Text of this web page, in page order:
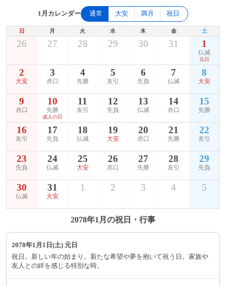
1月カレンダー 通常 大安 満月 祝日
日 月 火 水 木 金 土
26 27 28 29 30 31 1
仏滅
元日
2
大安
3
赤口
4
先勝
5
友引
6
先負
7
仏滅
8
大安
9
赤口
10
先勝
成人の日
11
友引
12
先負
13
仏滅
14
赤口
15
先勝
16
友引
17
先負
18
仏滅
19
大安
20
赤口
21
先勝
22
友引
23
先負
24
仏滅
25
大安
26
赤口
27
先勝
28
友引
29
先負
30
仏滅
31
大安
1 2 3 4 5
2078年1月の祝日・行事
2078年1月1日(土) 元日
祝日。新しい年の始まり。新たな希望や夢を抱いて祝う日。家族や
友人との絆を感じる特別な時。